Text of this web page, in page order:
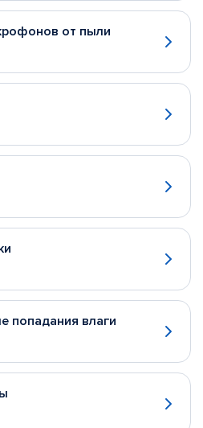
от пыли
попадания влаги